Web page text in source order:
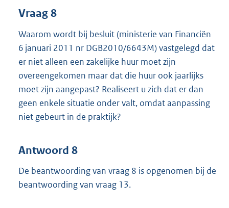
Vraag 8
Waarom wordt bij besluit (ministerie van Financiën
6 januari 2011 nr DGB2010/6643M) vastgelegd dat
er niet alleen een zakelijke huur moet zijn
overeengekomen maar dat die huur ook jaarlijks
moet zijn aangepast? Realiseert u zich dat er dan
geen enkele situatie onder valt, omdat aanpassing
niet gebeurt in de praktijk?
Antwoord 8
De beantwoording van vraag 8 is opgenomen bij de
beantwoording van vraag 13.